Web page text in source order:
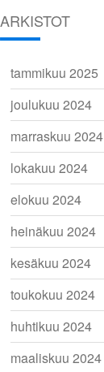
ARKISTOT
tammikuu 2025
joulukuu 2024
marraskuu 2024
lokakuu 2024
elokuu 2024
heinäkuu 2024
kesäkuu 2024
toukokuu 2024
huhtikuu 2024
maaliskuu 2024